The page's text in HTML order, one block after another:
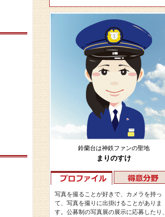
鈴蘭台は神鉄ファンの聖地
まりのすけ
写真を撮ることが好きで、カメラを持っ
て、写真を撮りに出掛けることがありま
す。公募制の写真展の展示に応募したり、